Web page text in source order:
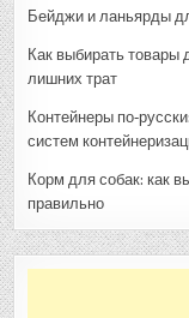
Бейджи и ланьярды
Как выбирать товары
лишних трат
Контейнеры
систем
Корм для собак: как
правильно